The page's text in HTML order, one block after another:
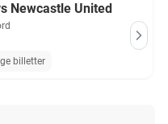
Newcastle United
billetter